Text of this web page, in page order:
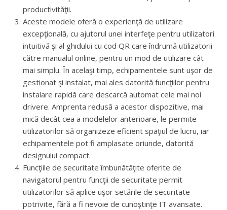
productivităţii.
Aceste modele oferă o experienţă de utilizare
excepţională, cu ajutorul unei interfeţe pentru utilizatori
intuitivă şi al ghidului cu cod QR care îndrumă utilizatorii
către manualul online, pentru un mod de utilizare cât
mai simplu. În acelaşi timp, echipamentele sunt uşor de
gestionat şi instalat, mai ales datorită funcţiilor pentru
instalare rapidă care descarcă automat cele mai noi
drivere. Amprenta redusă a acestor dispozitive, mai
mică decât cea a modelelor anterioare, le permite
utilizatorilor să organizeze eficient spaţiul de lucru, iar
echipamentele pot fi amplasate oriunde, datorită
designului compact.
Funcţiile de securitate îmbunătăţite oferite de
navigatorul pentru funcţii de securitate permit
utilizatorilor să aplice uşor setările de securitate
potrivite, fără a fi nevoie de cunoştinţe IT avansate.